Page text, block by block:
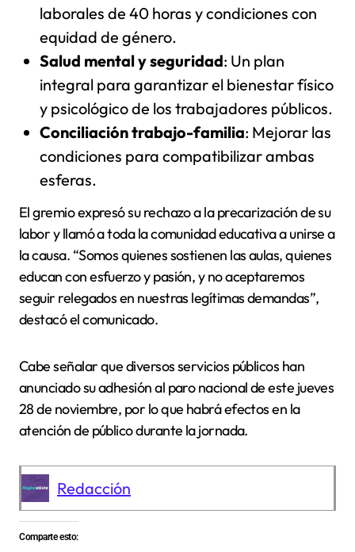
laborales de 40 horas y condiciones con
equidad de género.
Salud mental y seguridad: Un plan
integral para garantizar el bienestar físico
y psicológico de los trabajadores públicos.
Conciliación trabajo-familia: Mejorar las
condiciones para compatibilizar ambas
esferas.
El gremio expresó su rechazo a la precarización de su
labor y llamó a toda la comunidad educativa a unirse a
la causa. “Somos quienes sostienen las aulas, quienes
educan con esfuerzo y pasión, y no aceptaremos
seguir relegados en nuestras legítimas demandas”,
destacó el comunicado.
Cabe señalar que diversos servicios públicos han
anunciado su adhesión al paro nacional de este jueves
28 de noviembre, por lo que habrá efectos en la
atención de público durante la jornada.
Redacción
Comparte esto: